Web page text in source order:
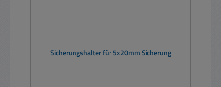
Sicherungshalter für 5x20mm Sicherung